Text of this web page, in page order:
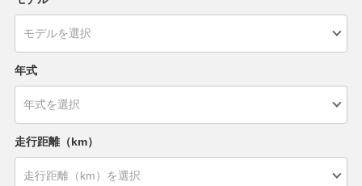
年式
走行距離（km）